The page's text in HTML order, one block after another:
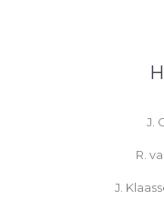
J.
R.
J.